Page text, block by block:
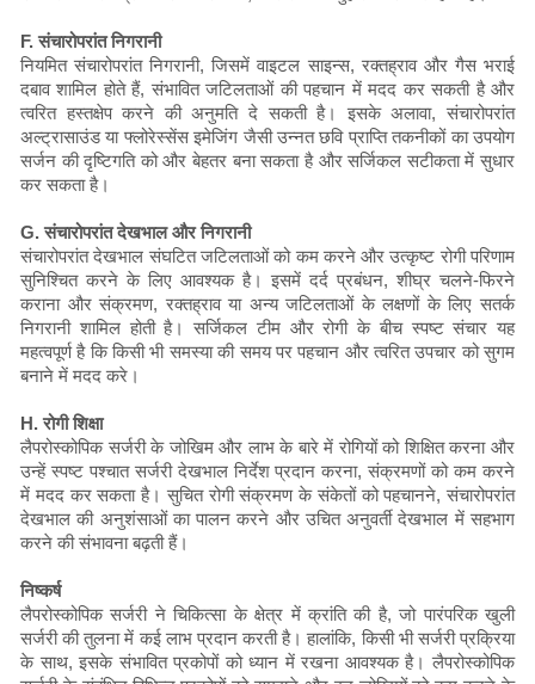
F. संचारोपरांत निगरानी
नियमित संचारोपरांत निगरानी, जिसमें वाइटल साइन्स, रक्तह्राव और गैस भराई
दबाव शामिल होते हैं, संभावित जटिलताओं की पहचान में मदद कर सकती है और
त्वरित हस्तक्षेप करने की अनुमति दे सकती है। इसके अलावा, संचारोपरांत
अल्ट्रासाउंड या फ्लोरेस्सेंस इमेजिंग जैसी उन्नत छवि प्राप्ति तकनीकों का उपयोग
सर्जन की दृष्टिगति को और बेहतर बना सकता है और सर्जिकल सटीकता में सुधार
कर सकता है।
G. संचारोपरांत देखभाल और निगरानी
संचारोपरांत देखभाल संघटित जटिलताओं को कम करने और उत्कृष्ट रोगी परिणाम
सुनिश्चित करने के लिए आवश्यक है। इसमें दर्द प्रबंधन, शीघ्र चलने-फिरने
कराना और संक्रमण, रक्तह्राव या अन्य जटिलताओं के लक्षणों के लिए सतर्क
निगरानी शामिल होती है। सर्जिकल टीम और रोगी के बीच स्पष्ट संचार यह
महत्वपूर्ण है कि किसी भी समस्या की समय पर पहचान और त्वरित उपचार को सुगम
बनाने में मदद करे।
H. रोगी शिक्षा
लैपरोस्कोपिक सर्जरी के जोखिम और लाभ के बारे में रोगियों को शिक्षित करना और
उन्हें स्पष्ट पश्चात सर्जरी देखभाल निर्देश प्रदान करना, संक्रमणों को कम करने
में मदद कर सकता है। सुचित रोगी संक्रमण के संकेतों को पहचानने, संचारोपरांत
देखभाल की अनुशंसाओं का पालन करने और उचित अनुवर्ती देखभाल में सहभाग
करने की संभावना बढ़ती हैं।
निष्कर्ष
लैपरोस्कोपिक सर्जरी ने चिकित्सा के क्षेत्र में क्रांति की है, जो पारंपरिक खुली
सर्जरी की तुलना में कई लाभ प्रदान करती है। हालांकि, किसी भी सर्जरी प्रक्रिया
के साथ, इसके संभावित प्रकोपों को ध्यान में रखना आवश्यक है। लैपरोस्कोपिक